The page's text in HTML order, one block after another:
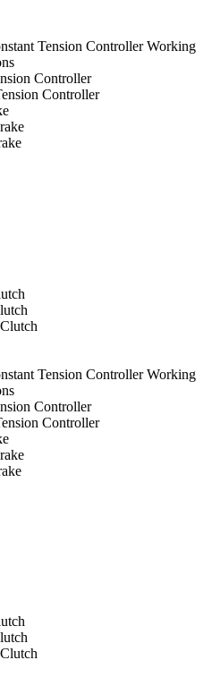
Tension Controller Working
Controller
Controller
Tension Controller Working
Controller
Controller